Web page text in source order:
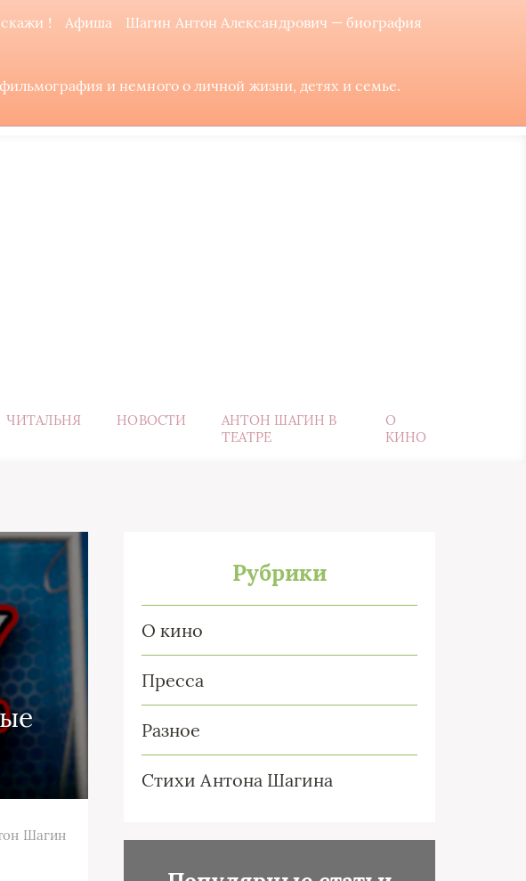
! Афиша Шагин Антон Александрович — биография
и немного о личной жизни, детях и семье.
ЧИТАЛЬНЯ НОВОСТИ
АНТОН ШАГИН В
ТЕАТРЕ
О
КИНО
Шагин
Рубрики
О кино
Пресса
Разное
Стихи Антона Шагина